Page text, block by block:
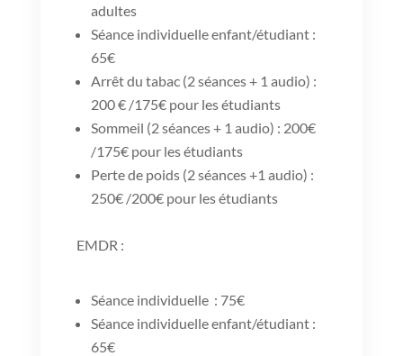
adultes
Séance individuelle enfant/étudiant :
65€
Arrêt du tabac (2 séances + 1 audio) :
200 € /175€ pour les étudiants
Sommeil (2 séances + 1 audio) : 200€
/175€ pour les étudiants
Perte de poids (2 séances +1 audio) :
250€ /200€ pour les étudiants
EMDR :
Séance individuelle : 75€
Séance individuelle enfant/étudiant :
65€